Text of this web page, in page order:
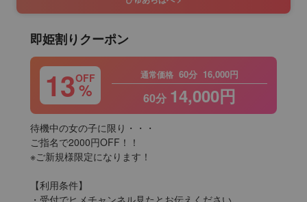
即姫割りクーポン
13OFF
%
通常価格 60分 16,000円
60分 14,000円
待機中の女の子に限り・・・
ご指名で2000円OFF！！
※ご新規様限定になります！
【利用条件】
・受付でヒメチャンネル見たとお伝えください。